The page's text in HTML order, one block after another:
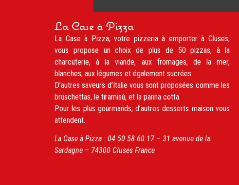
La Case à Pizza
La Case à Pizza, votre pizzeria à emporter à Cluses,
vous propose un choix de plus de 50 pizzas, à la
charcuterie, à la viande, aux fromages, de la mer,
blanches, aux légumes et également sucrées.
D’autres saveurs d’Italie vous sont proposées comme les
bruschettas, le tiramisù, et la panna cotta.
Pour les plus gourmands, d’autres desserts maison vous
attendent.
La Case à Pizza : 04 50 58 60 17 – 31 avenue de la
Sardagne – 74300 Cluses France